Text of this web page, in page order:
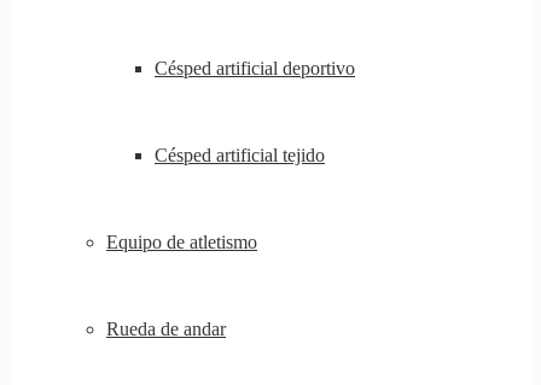
Césped artificial deportivo
Césped artificial tejido
Equipo de atletismo
Rueda de andar